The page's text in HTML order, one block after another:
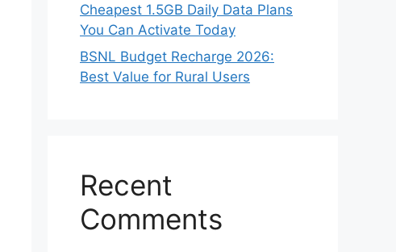
Cheapest 1.5GB Daily Data Plans
You Can Activate Today
BSNL Budget Recharge 2026:
Best Value for Rural Users
Recent
Comments